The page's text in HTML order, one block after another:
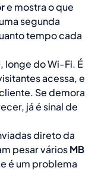
e mostra o que
segunda
tempo cada
longe do Wi-Fi. É
acessa, e
Se demora
já é sinal de
direto da
pesar váriosMB
é um problema